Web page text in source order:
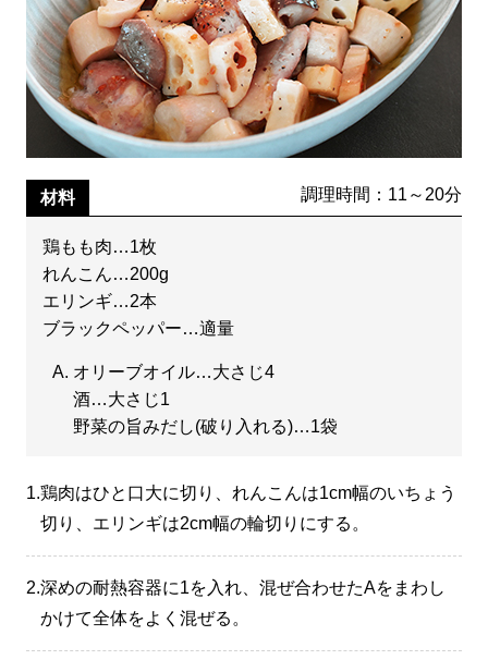
材料 調理時間：11～20分
鶏もも肉…1枚
れんこん…200g
エリンギ…2本
ブラックペッパー…適量
オリーブオイル…大さじ4
酒…大さじ1
野菜の旨みだし(破り入れる)…1袋
1.鶏肉はひと口大に切り、れんこんは1cm幅のいちょう
切り、エリンギは2cm幅の輪切りにする。
2.深めの耐熱容器に1を入れ、混ぜ合わせたAをまわし
かけて全体をよく混ぜる。